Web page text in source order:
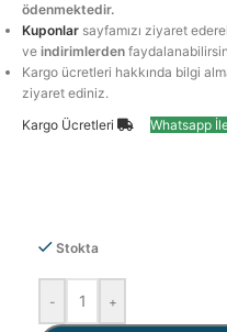
ödenmektedir.
Kuponlar sayfamızı ziyaret
veindirimlerden
Kargo ücretleri hakkında bilgi
ziyaret ediniz.
Kargo Ücretleri
Whatsapp
Stokta
- +